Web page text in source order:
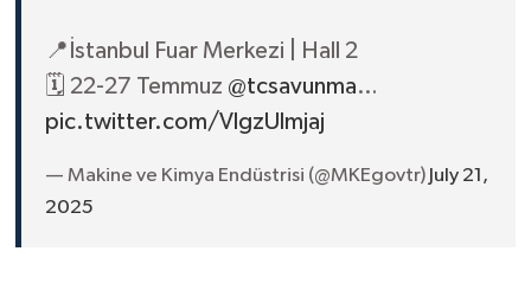
📍İstanbul Fuar Merkezi | Hall 2
🗓️ 22-27 Temmuz @tcsavunma…
pic.twitter.com/VlgzUlmjaj
— Makine ve Kimya Endüstrisi (@MKEgovtr) July 21,
2025